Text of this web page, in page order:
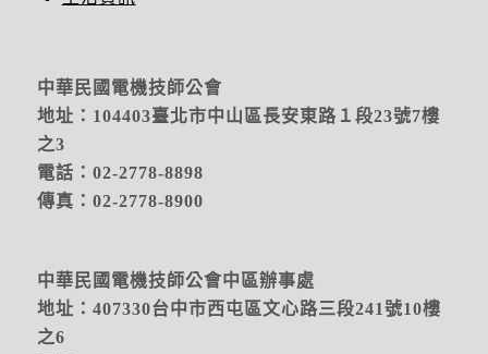
中華民國電機技師公會
地址：104403臺北市中山區長安東路１段23號7樓
之3
電話：02-2778-8898
傳真：02-2778-8900
中華民國電機技師公會中區辦事處
地址： 407330台中市西屯區文心路三段241號10樓
之6